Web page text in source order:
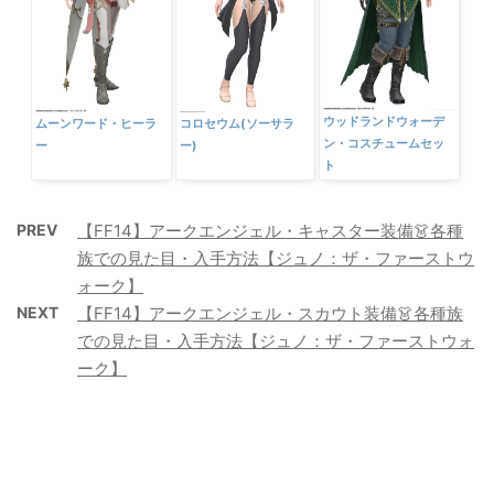
ムーンワード・ヒーラ
ー
コロセウム(ソーサラ
ー)
ウッドランドウォーデ
ン・コスチュームセッ
ト
PREV
【FF14】アークエンジェル・キャスター装備👗各種
族での見た目・入手方法【ジュノ：ザ・ファーストウ
ォーク】
NEXT
【FF14】アークエンジェル・スカウト装備👗各種族
での見た目・入手方法【ジュノ：ザ・ファーストウォ
ーク】